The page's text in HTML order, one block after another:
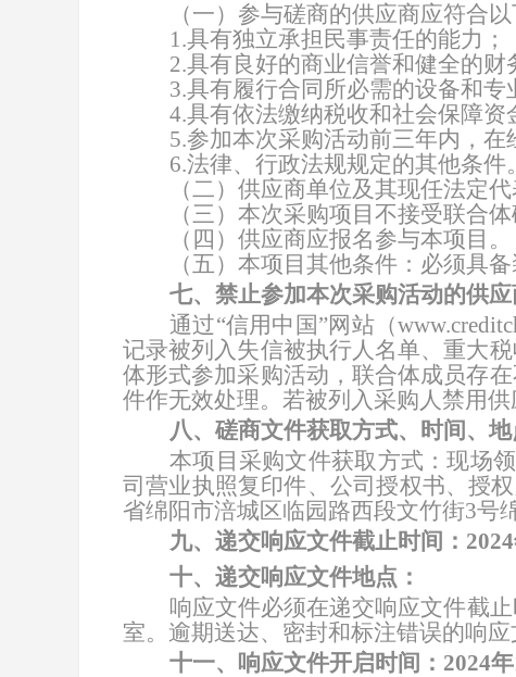
（一）参与磋商的供应商应符合以
1.具有独立承担民事责任的能力 ；
2.具有良好的商业信誉和健全的财
3.具有履行合同所必需的设备和专
4.具有依法缴纳税收和社会保障资
5.参加本次采购活动前三年内，
6.法律、行政法规规定的其他条件。
（二）供应商单位及其现任法定
（三）本次采购项目不接受联合体
（四）供应商应报名参与本项目。
（五）本项目其他条件： 必须具
七、禁止参加本次采购活动的供
通过“信用中国”网站（
记录被列入失信被执行人名单、重大
体形式参加采购活动，联合体成员存
件作无效处理。若被列入采购人禁用
八、 磋商文件获取方式、时间、地
本项目采购文件获取方式：现场
司营业执照复印件、 公司授权书、授
省绵阳市涪城区临园路西段文竹街3号
九、递交响应文件截止时间：2024
十、递交响应文件地点：
响应文件必须在递交响应文件截
室。逾期送达、密封和标注错误的响应
十一、响应文件开启时间：2024年